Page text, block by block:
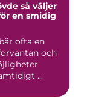
väljer
en smidig
ofta en
och
...